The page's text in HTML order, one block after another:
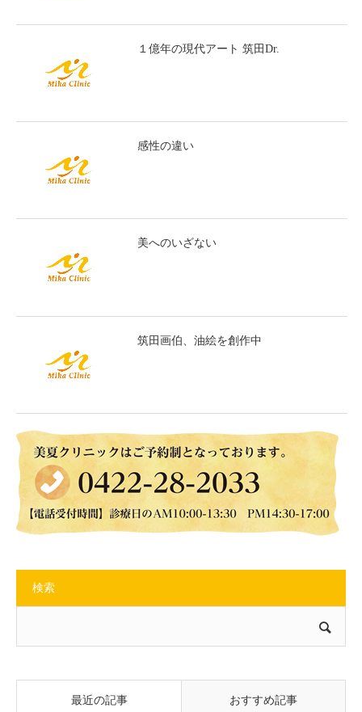
１億年の現代アート 筑田Dr.
感性の違い
美へのいざない
筑田画伯、油絵を創作中
検索
最近の記事 おすすめ記事